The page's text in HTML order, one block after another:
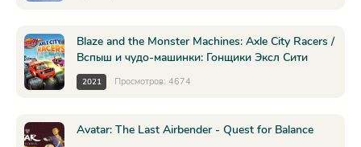
Blaze and the Monster Machines: Axle City Racers /
Вспыш и чудо-машинки: Гонщики Эксл Сити
2021 Просмотров: 4674
Avatar: The Last Airbender - Quest for Balance